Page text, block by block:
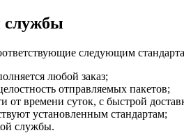
службы
следующим
любой заказ;
отправляемых пакетов;
от времени суток, с быстрой
установленным стандартам;
службы.